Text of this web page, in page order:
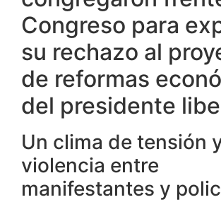
Congreso para
su rechazo al
de reformas
del presidente
Un clima de tensión
violencia entre
manifestantes y